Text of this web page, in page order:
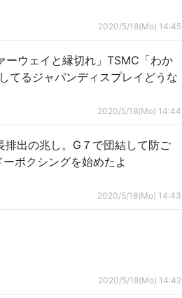
2020/5/18(Mo) 14:45
ーウェイと縁切れ」TSMC「わか
2020/5/18(Mo) 14:44
出の兆し。G７で団結して防ご
ボクシングを始めたよ
2020/5/18(Mo) 14:43
2020/5/18(Mo) 14:42